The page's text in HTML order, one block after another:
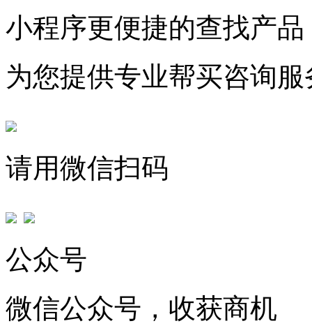
小程序更便捷的查找产品
为您提供专业帮买咨询服
请用微信扫码
公众号
微信公众号，收获商机